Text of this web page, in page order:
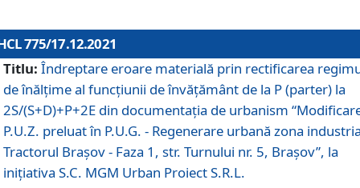
775/17.12.2021
Titlu: Îndreptare eroare materială prin rectificarea
de înălţime al funcţiunii de învăţământ de la P (parter) la
2S/(S+D)+P+2E din documentaţia de urbanism
P.U.Z. preluat în P.U.G. - Regenerare urbană zona
Tractorul Braşov - Faza 1, str. Turnului nr. 5, Braşov”, la
iniţiativa S.C. MGM Urban Proiect S.R.L.